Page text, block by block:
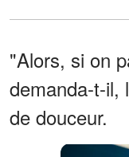
"Alors, si on
demanda-t-il,
de douceur.